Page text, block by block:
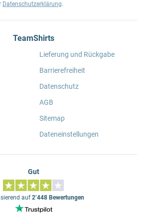
Datenschutzerklärung.
TeamShirts
Lieferung und Rückgabe
Barrierefreiheit
Datenschutz
AGB
Sitemap
Dateneinstellungen
Gut
auf2’448 Bewertungen